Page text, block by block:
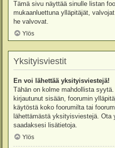
Tämä sivu näyttää sinulle listan
mukaanluettuna ylläpitäjät,
he valvovat.
Ylös
Yksityisviestit
En voi lähettää yksityisviestejä!
Tähän on kolme mahdollista
kirjautunut sisään, foorumin
käytöstä koko foorumilta tai
lähettämästä yksityisviestejä. Ota
saadaksesi lisätietoja.
Ylös